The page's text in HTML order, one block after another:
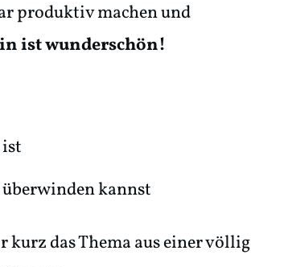
produktiv machen und
ist wunderschön!
kannst
kurz das Thema aus einer völlig